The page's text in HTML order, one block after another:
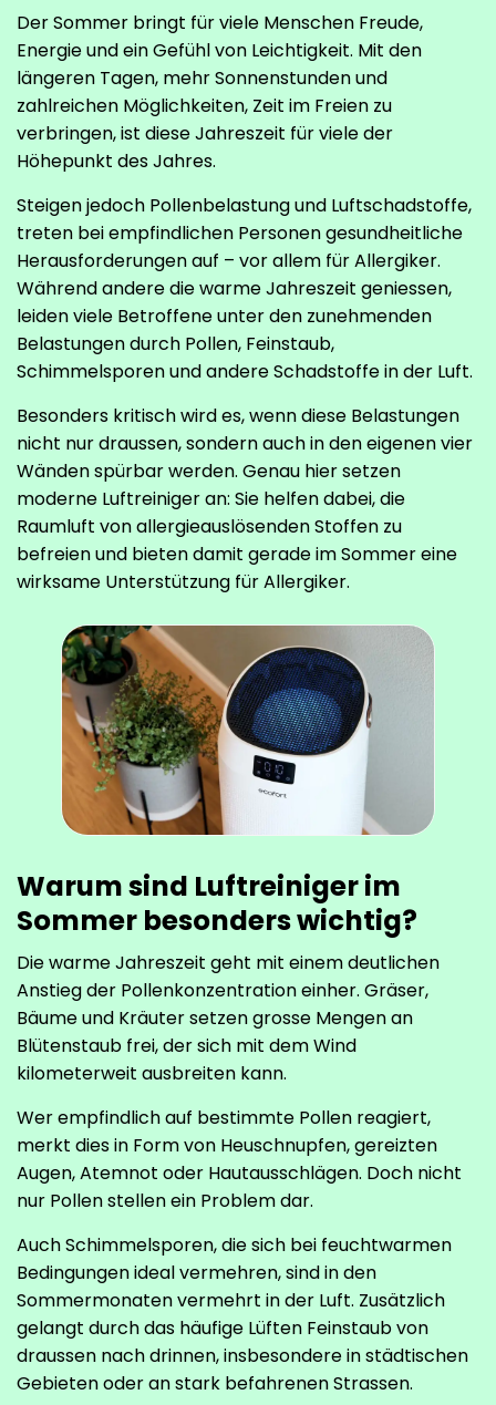
Der Sommer bringt für viele Menschen Freude,
Energie und ein Gefühl von Leichtigkeit. Mit den
längeren Tagen, mehr Sonnenstunden und
zahlreichen Möglichkeiten, Zeit im Freien zu
verbringen, ist diese Jahreszeit für viele der
Höhepunkt des Jahres.
Steigen jedoch Pollenbelastung und Luftschadstoffe,
treten bei empfindlichen Personen gesundheitliche
Herausforderungen auf – vor allem für Allergiker.
Während andere die warme Jahreszeit geniessen,
leiden viele Betroffene unter den zunehmenden
Belastungen durch Pollen, Feinstaub,
Schimmelsporen und andere Schadstoffe in der Luft.
Besonders kritisch wird es, wenn diese Belastungen
nicht nur draussen, sondern auch in den eigenen vier
Wänden spürbar werden. Genau hier setzen
moderne Luftreiniger an: Sie helfen dabei, die
Raumluft von allergieauslösenden Stoffen zu
befreien und bieten damit gerade im Sommer eine
wirksame Unterstützung für Allergiker.
Warum sind Luftreiniger im
Sommer besonders wichtig?
Die warme Jahreszeit geht mit einem deutlichen
Anstieg der Pollenkonzentration einher. Gräser,
Bäume und Kräuter setzen grosse Mengen an
Blütenstaub frei, der sich mit dem Wind
kilometerweit ausbreiten kann.
Wer empfindlich auf bestimmte Pollen reagiert,
merkt dies in Form von Heuschnupfen, gereizten
Augen, Atemnot oder Hautausschlägen. Doch nicht
nur Pollen stellen ein Problem dar.
Auch Schimmelsporen, die sich bei feuchtwarmen
Bedingungen ideal vermehren, sind in den
Sommermonaten vermehrt in der Luft. Zusätzlich
gelangt durch das häufige Lüften Feinstaub von
draussen nach drinnen, insbesondere in städtischen
Gebieten oder an stark befahrenen Strassen.